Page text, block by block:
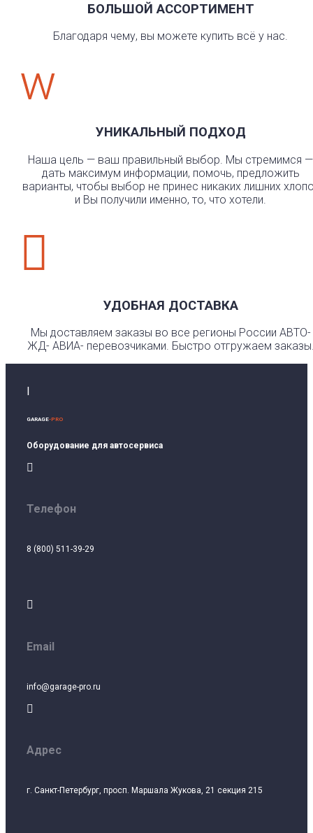
БОЛЬШОЙ АССОРТИМЕНТ
Благодаря чему, вы можете купить всё у нас.
w
УНИКАЛЬНЫЙ ПОДХОД
Наша цель — ваш правильный выбор. Мы стремимся —
дать максимум информации, помочь, предложить
варианты, чтобы выбор не принес никаких лишних
и Вы получили именно, то, что хотели.

УДОБНАЯ ДОСТАВКА
Мы доставляем заказы во все регионы России АВТО-
ЖД- АВИА- перевозчиками. Быстро отгружаем
GARAGE-PRO
Оборудование для автосервиса

Телефон
8 (800) 511-39-29

Email
info@garage-pro.ru

Адрес
г. Санкт-Петербург, просп. Маршала Жукова, 21 секция 215